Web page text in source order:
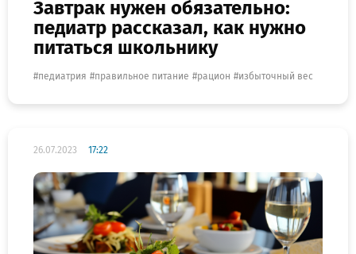
Завтрак нужен обязательно:
педиатр рассказал, как нужно
питаться школьнику
педиатрия правильное питание рацион избыточный вес
26.07.2023 17:22